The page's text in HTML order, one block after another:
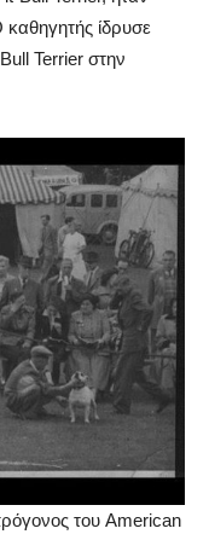
ίδρυσε
Terrier στην
του American